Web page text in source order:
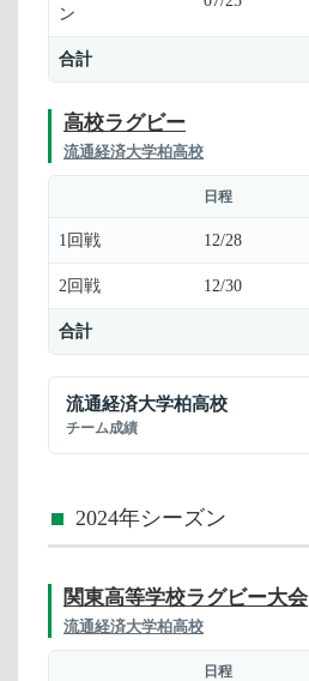
ン
合計
高校ラグビー
流通経済大学柏高校
日程
1回戦 12/28
2回戦 12/30
合計
流通経済大学柏高校
チーム成績
2024年シーズン
関東高等学校ラグビー大会
流通経済大学柏高校
日程